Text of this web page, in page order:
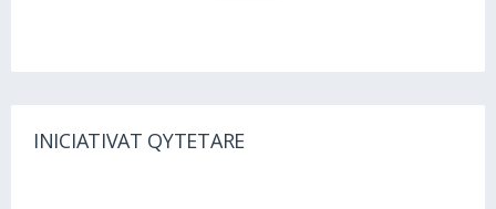
INICIATIVAT QYTETARE